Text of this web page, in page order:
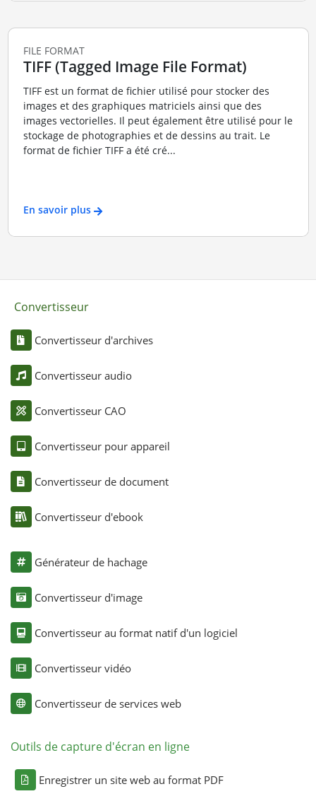
FILE FORMAT
TIFF (Tagged Image File Format)
TIFF est un format de fichier utilisé pour stocker des
images et des graphiques matriciels ainsi que des
images vectorielles. Il peut également être utilisé pour le
stockage de photographies et de dessins au trait. Le
format de fichier TIFF a été cré...
En savoir plus
Convertisseur
Convertisseur d'archives
Convertisseur audio
Convertisseur CAO
Convertisseur pour appareil
Convertisseur de document
Convertisseur d'ebook
Générateur de hachage
Convertisseur d'image
Convertisseur au format natif d'un logiciel
Convertisseur vidéo
Convertisseur de services web
Outils de capture d'écran en ligne
Enregistrer un site web au format PDF